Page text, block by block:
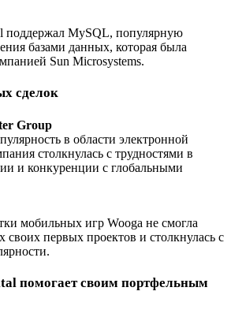
поддержал MySQL, популярную
базами данных, которая была
Sun Microsystems.
сделок
Group
в области электронной
столкнулась с трудностями в
и конкуренции с глобальными
мобильных игр Wooga не смогла
своих первых проектов и столкнулась с
помогает своим портфельным